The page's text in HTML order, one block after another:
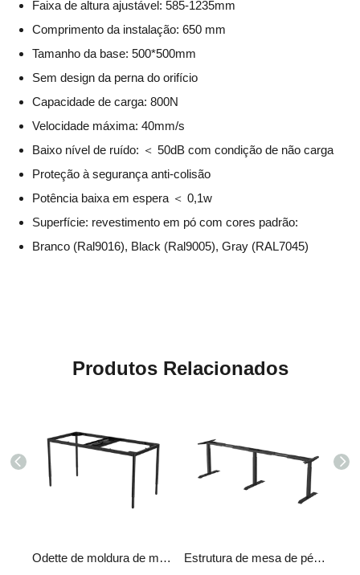
Faixa de altura ajustável: 585-1235mm
Comprimento da instalação: 650 mm
Tamanho da base: 500*500mm
Sem design da perna do orifício
Capacidade de carga: 800N
Velocidade máxima: 40mm/s
Baixo nível de ruído: ＜ 50dB com condição de não carga
Proteção à segurança anti-colisão
Potência baixa em espera ＜ 0,1w
Superfície: revestimento em pó com cores padrão:
Branco (Ral9016), Black (Ral9005), Gray (RAL7045)
Produtos Relacionados
Odette de moldura de mesa elétrica Estrutura de mesa de pé TT180°